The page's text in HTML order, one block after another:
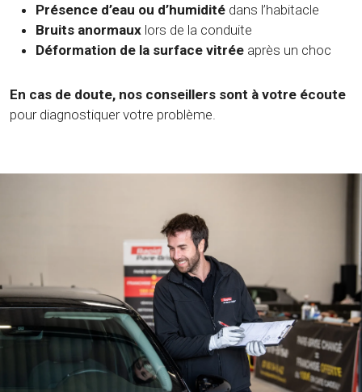
Présence d’eau ou d’humidité dans l’habitacle
Bruits anormaux lors de la conduite
Déformation de la surface vitrée après un choc
En cas de doute, nos conseillers sont à votre écoute
pour diagnostiquer votre problème.